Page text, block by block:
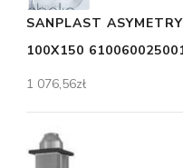
SANPLAST
100X150
1 076,56zł